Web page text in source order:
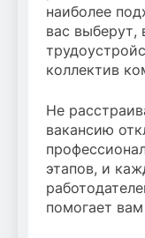
наиболее
вас выберут,
коллектив
Не
вакансию
этапов, и
помогает